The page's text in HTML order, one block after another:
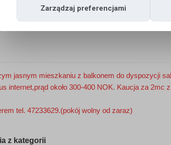
jasnym mieszkaniu z balkonem do dyspozycji
internet,prąd około 300-400 NOK. Kaucja za 2mc
tel. 47233629.(pokój wolny od zaraz)
z kategorii
Zarządzaj preferencjami